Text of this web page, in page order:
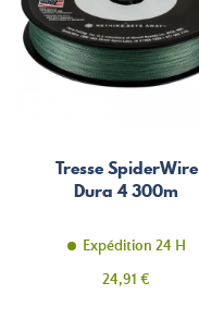
Tresse SpiderWire
Dura 4 300m
Expédition 24 H
Prix
24,91 €